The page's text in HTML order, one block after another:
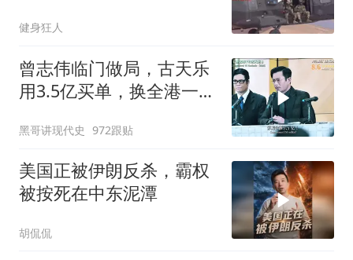
健身狂人
曾志伟临门做局，古天乐
用3.5亿买单，换全港一声
黑哥讲现代史 972跟贴
美国正被伊朗反杀，霸权
被按死在中东泥潭
胡侃侃